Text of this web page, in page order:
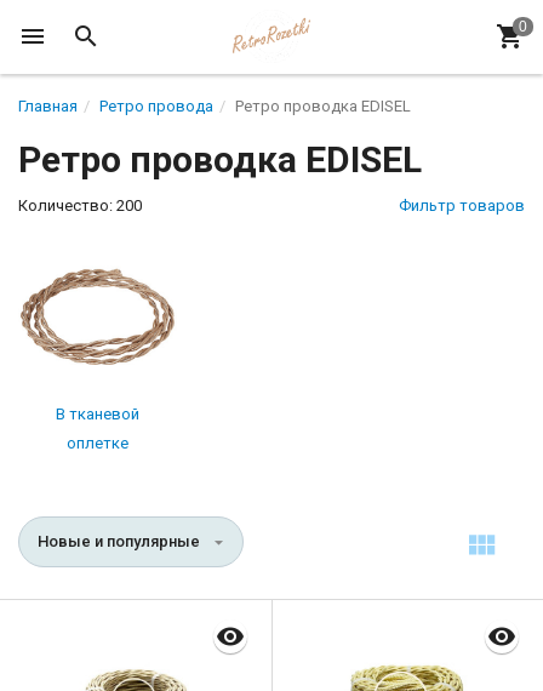
Главная Ретро провода Ретро проводка EDISEL
Ретро проводка EDISEL
Количество: 200 Фильтр товаров
В тканевой
оплетке
Новые и популярные